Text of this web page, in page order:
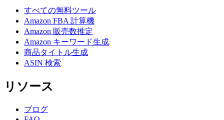
すべての無料ツール
Amazon FBA 計算機
Amazon 販売数推定
Amazon キーワード生成
商品タイトル生成
ASIN 検索
リソース
ブログ